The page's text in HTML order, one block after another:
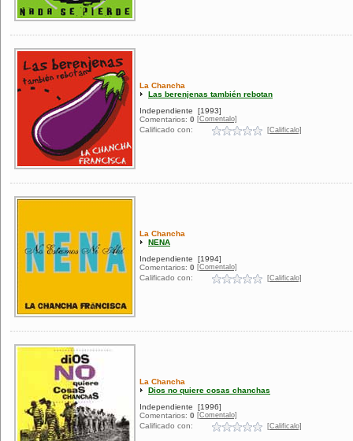
La Chancha
Las berenjenas también rebotan
Independiente
[1993]
Comentarios: 0 [Comentalo]
Calificado con: [Calificalo]
La Chancha
NENA
Independiente
[1994]
Comentarios: 0 [Comentalo]
Calificado con: [Calificalo]
La Chancha
Dios no quiere cosas chanchas
Independiente
[1996]
Comentarios: 0 [Comentalo]
Calificado con: [Calificalo]